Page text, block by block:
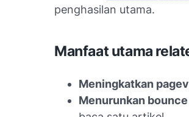
penghasilan utama.
Manfaat utama
Meningkatkan
Menurunkan